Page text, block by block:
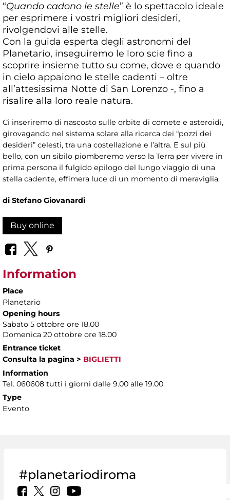
“Quando cadono le stelle” è lo spettacolo ideale
per esprimere i vostri migliori desideri,
rivolgendovi alle stelle.
Con la guida esperta degli astronomi del
Planetario, inseguiremo le loro scie fino a
scoprire insieme tutto su come, dove e quando
in cielo appaiono le stelle cadenti – oltre
all’attesissima Notte di San Lorenzo -, fino a
risalire alla loro reale natura.
Ci inseriremo di nascosto sulle orbite di comete e asteroidi,
girovagando nel sistema solare alla ricerca dei “pozzi dei
desideri” celesti, tra una costellazione e l’altra. E sul più
bello, con un sibilo piomberemo verso la Terra per vivere in
prima persona il fulgido epilogo del lungo viaggio di una
stella cadente, effimera luce di un momento di meraviglia.
di Stefano Giovanardi
Buy online
Information
Place
Planetario
Opening hours
Sabato 5 ottobre ore 18.00
Domenica 20 ottobre ore 18.00
Entrance ticket
Consulta la pagina > BIGLIETTI
Information
Tel. 060608 tutti i giorni dalle 9.00 alle 19.00
Type
Evento
#planetariodiroma